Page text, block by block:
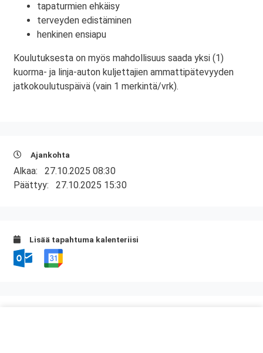
tapaturmien ehkäisy
terveyden edistäminen
henkinen ensiapu
Koulutuksesta on myös mahdollisuus saada yksi (1)
kuorma- ja linja-auton kuljettajien ammattipätevyyden
jatkokoulutuspäivä (vain 1 merkintä/vrk).
Ajankohta
Alkaa: 27.10.2025 08:30
Päättyy: 27.10.2025 15:30
Lisää tapahtuma kalenteriisi